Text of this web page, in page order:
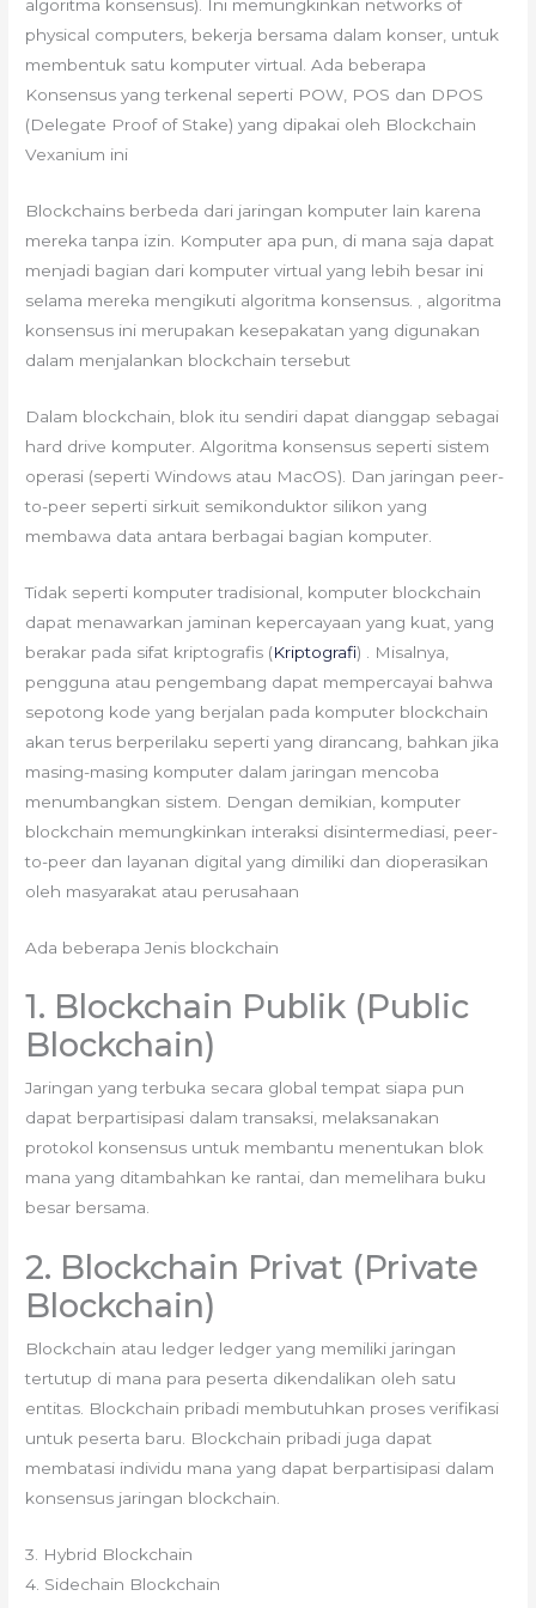
algoritma konsensus). Ini memungkinkan networks of
physical computers, bekerja bersama dalam konser, untuk
membentuk satu komputer virtual. Ada beberapa
Konsensus yang terkenal seperti POW, POS dan DPOS
(Delegate Proof of Stake) yang dipakai oleh Blockchain
Vexanium ini
Blockchains berbeda dari jaringan komputer lain karena
mereka tanpa izin. Komputer apa pun, di mana saja dapat
menjadi bagian dari komputer virtual yang lebih besar ini
selama mereka mengikuti algoritma konsensus. , algoritma
konsensus ini merupakan kesepakatan yang digunakan
dalam menjalankan blockchain tersebut
Dalam blockchain, blok itu sendiri dapat dianggap sebagai
hard drive komputer. Algoritma konsensus seperti sistem
operasi (seperti Windows atau MacOS). Dan jaringan peer-
to-peer seperti sirkuit semikonduktor silikon yang
membawa data antara berbagai bagian komputer.
Tidak seperti komputer tradisional, komputer blockchain
dapat menawarkan jaminan kepercayaan yang kuat, yang
berakar pada sifat kriptografis (Kriptografi) . Misalnya,
pengguna atau pengembang dapat mempercayai bahwa
sepotong kode yang berjalan pada komputer blockchain
akan terus berperilaku seperti yang dirancang, bahkan jika
masing-masing komputer dalam jaringan mencoba
menumbangkan sistem. Dengan demikian, komputer
blockchain memungkinkan interaksi disintermediasi, peer-
to-peer dan layanan digital yang dimiliki dan dioperasikan
oleh masyarakat atau perusahaan
Ada beberapa Jenis blockchain
1. Blockchain Publik (Public
Blockchain)
Jaringan yang terbuka secara global tempat siapa pun
dapat berpartisipasi dalam transaksi, melaksanakan
protokol konsensus untuk membantu menentukan blok
mana yang ditambahkan ke rantai, dan memelihara buku
besar bersama.
2. Blockchain Privat (Private
Blockchain)
Blockchain atau ledger ledger yang memiliki jaringan
tertutup di mana para peserta dikendalikan oleh satu
entitas. Blockchain pribadi membutuhkan proses verifikasi
untuk peserta baru. Blockchain pribadi juga dapat
membatasi individu mana yang dapat berpartisipasi dalam
konsensus jaringan blockchain.
3. Hybrid Blockchain
4. Sidechain Blockchain